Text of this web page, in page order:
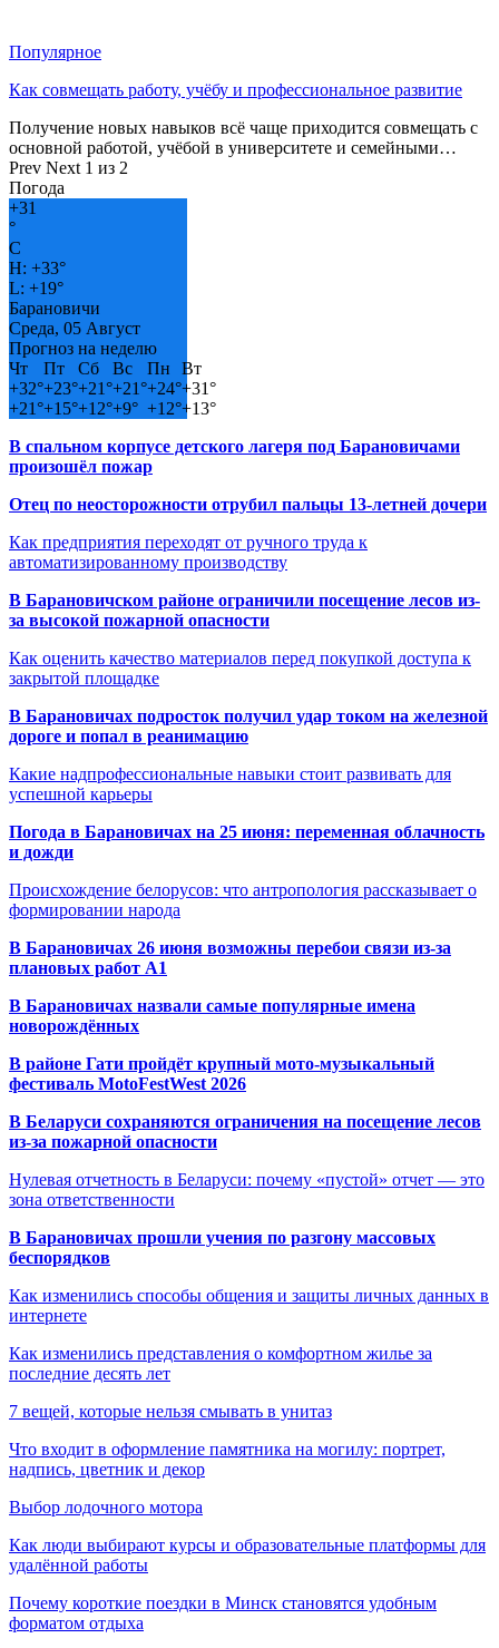
Популярное
Как совмещать работу, учёбу и профессиональное развитие
Получение новых навыков всё чаще приходится совмещать с
основной работой, учёбой в университете и семейными…
Prev Next 1 из 2
Погода
+31
°
C
H: +33°
L: +19°
Барановичи
Среда, 05 Август
Прогноз на неделю
Чт
Пт Сб Вс Пн
Вт
+32°+23°+21°+21°+24°+31°
+21°+15°+12°+9° +12°+13°
В спальном корпусе детского лагеря под Барановичами
произошёл пожар
Отец по неосторожности отрубил пальцы 13-летней дочери
Как предприятия переходят от ручного труда к
автоматизированному производству
В Барановичском районе ограничили посещение лесов из-
за высокой пожарной опасности
Как оценить качество материалов перед покупкой доступа к
закрытой площадке
В Барановичах подросток получил удар током на железной
дороге и попал в реанимацию
Какие надпрофессиональные навыки стоит развивать для
успешной карьеры
Погода в Барановичах на 25 июня: переменная облачность
и дожди
Происхождение белорусов: что антропология рассказывает о
формировании народа
В Барановичах 26 июня возможны перебои связи из-за
плановых работ A1
В Барановичах назвали самые популярные имена
новорождённых
В районе Гати пройдёт крупный мото-музыкальный
фестиваль MotoFestWest 2026
В Беларуси сохраняются ограничения на посещение лесов
из-за пожарной опасности
Нулевая отчетность в Беларуси: почему «пустой» отчет — это
зона ответственности
В Барановичах прошли учения по разгону массовых
беспорядков
Как изменились способы общения и защиты личных данных в
интернете
Как изменились представления о комфортном жилье за
последние десять лет
7 вещей, которые нельзя смывать в унитаз
Что входит в оформление памятника на могилу: портрет,
надпись, цветник и декор
Выбор лодочного мотора
Как люди выбирают курсы и образовательные платформы для
удалённой работы
Почему короткие поездки в Минск становятся удобным
форматом отдыха